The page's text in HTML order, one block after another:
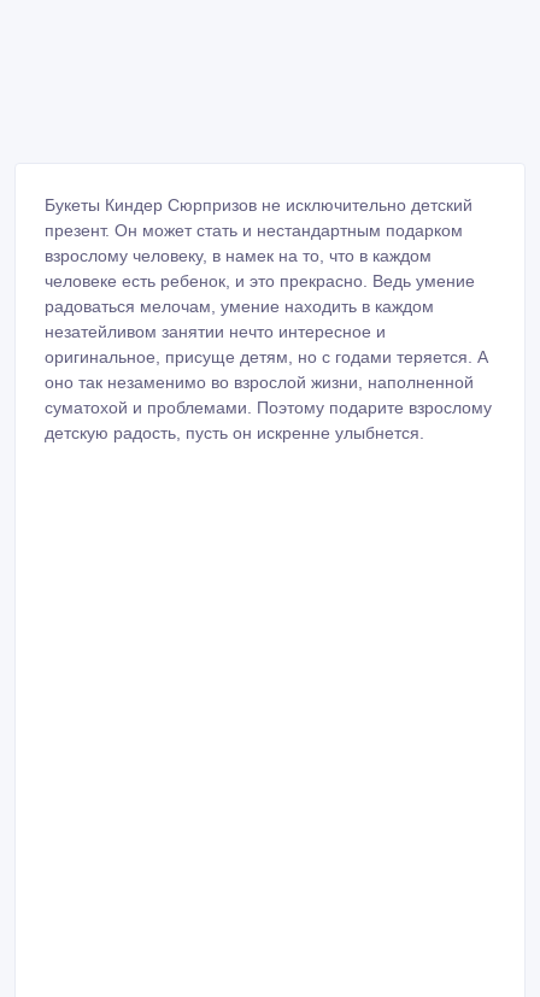
презент. Он может стать и нестандартным подарком
взрослому человеку, в намек на то, что в каждом
человеке есть ребенок, и это прекрасно. Ведь умение
радоваться мелочам, умение находить в каждом
незатейливом занятии нечто интересное и
оригинальное, присуще детям, но с годами теряется. А
оно так незаменимо во взрослой жизни, наполненной
суматохой и проблемами. Поэтому подарите взрослому
детскую радость, пусть он искренне улыбнется.